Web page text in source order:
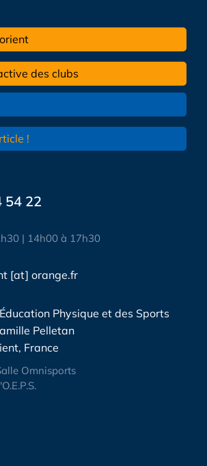
des clubs
!
54 22
| 14h00 à 17h30
[at] orange.fr
Physique et des Sports
Pelletan
France
Omnisports